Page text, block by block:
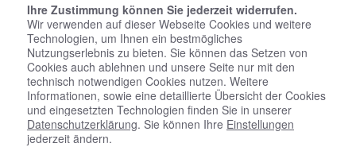
Ihre Zustimmung können Sie jederzeit widerrufen.
Wir verwenden auf dieser Webseite Cookies und weitere
Technologien, um Ihnen ein bestmögliches
Nutzungserlebnis zu bieten. Sie können das Setzen von
Cookies auch ablehnen und unsere Seite nur mit den
technisch notwendigen Cookies nutzen. Weitere
Informationen, sowie eine detaillierte Übersicht der Cookies
und eingesetzten Technologien finden Sie in unserer
Datenschutzerklärung. Sie können Ihre Einstellungen
jederzeit ändern.